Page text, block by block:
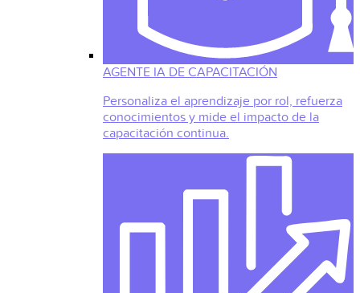
AGENTE IA DE CAPACITACIÓN
Personaliza el aprendizaje por rol, refuerza
conocimientos y mide el impacto de la
capacitación continua.